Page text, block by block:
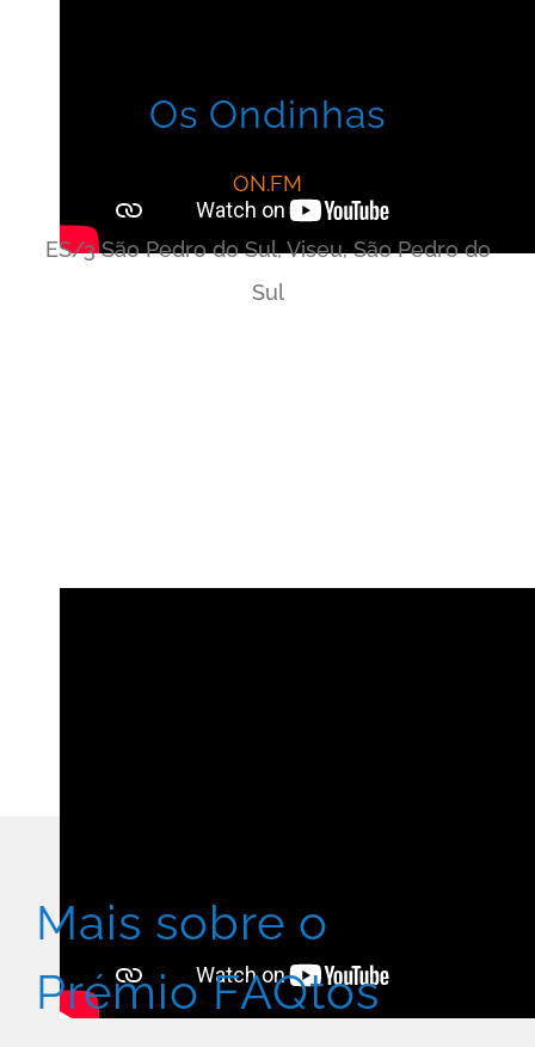
Os Ondinhas
ON.FM
ES/3 São Pedro do Sul, Viseu, São Pedro do
Sul
Mais sobre o
Prémio FAQtos